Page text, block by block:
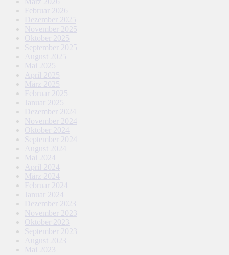
Februar 2026
Dezember 2025
November 2025
Oktober 2025
September 2025
August 2025
Mai 2025
April 2025
März 2025
Februar 2025
Januar 2025
Dezember 2024
November 2024
Oktober 2024
September 2024
August 2024
Mai 2024
April 2024
März 2024
Februar 2024
Januar 2024
Dezember 2023
November 2023
Oktober 2023
September 2023
August 2023
Mai 2023